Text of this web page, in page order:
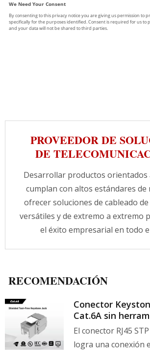
PROVEEDOR DE
DE
Desarrollar productos
cumplan con altos estándares de
ofrecer soluciones de cableado
versátiles y de extremo a extremo
el éxito empresarial en todo
RECOMENDACIÓN
Conector
Cat.6A sin
El conector RJ45
logra una conexión